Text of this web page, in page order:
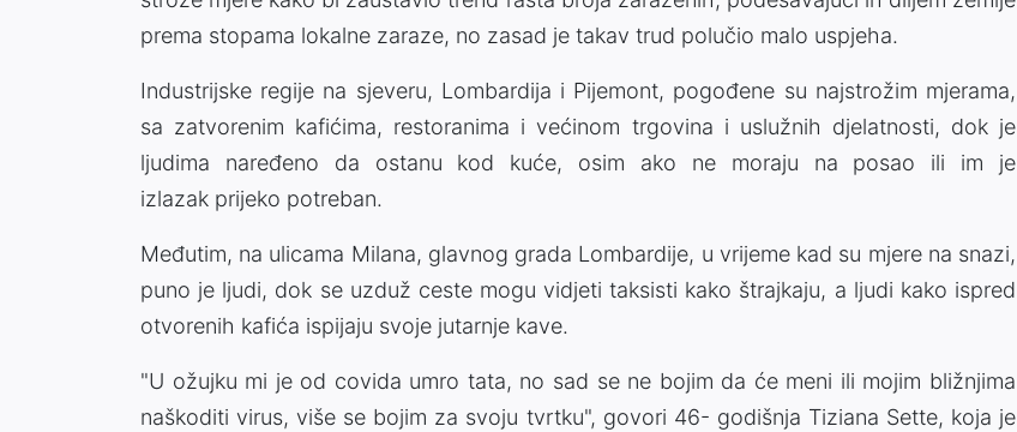
prema stopama lokalne zaraze, no zasad je takav trud polučio malo uspjeha.
Industrijske regije na sjeveru, Lombardija i Pijemont, pogođene su najstrožim mjerama,
sa zatvorenim kafićima, restoranima i većinom trgovina i uslužnih djelatnosti, dok je
ljudima naređeno da ostanu kod kuće, osim ako ne moraju na posao ili im je
izlazak prijeko potreban.
Međutim, na ulicama Milana, glavnog grada Lombardije, u vrijeme kad su mjere na snazi,
puno je ljudi, dok se uzduž ceste mogu vidjeti taksisti kako štrajkaju, a ljudi kako ispred
otvorenih kafića ispijaju svoje jutarnje kave.
"U ožujku mi je od covida umro tata, no sad se ne bojim da će meni ili mojim bližnjima
naškoditi virus, više se bojim za svoju tvrtku", govori 46- godišnja Tiziana Sette, koja je